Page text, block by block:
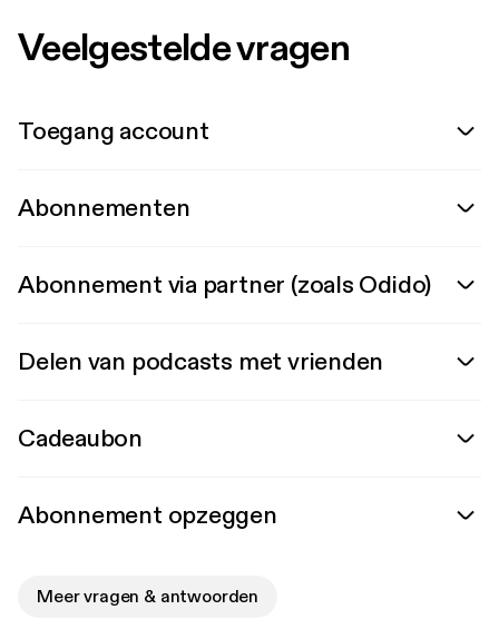
Veelgestelde vragen
Toegang account
Abonnementen
Abonnement via partner (zoals Odido)
Delen van podcasts met vrienden
Cadeaubon
Abonnement opzeggen
Meer vragen & antwoorden